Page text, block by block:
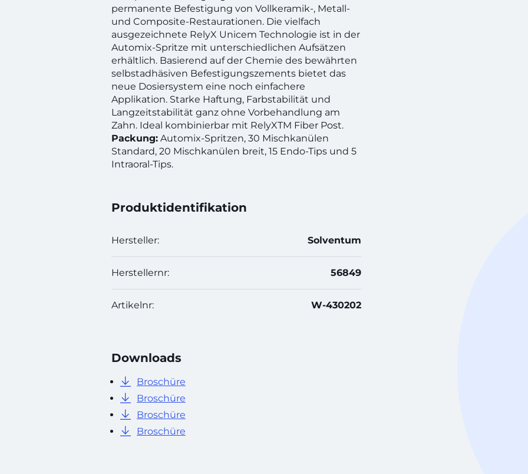
permanente Befestigung von Vollkeramik-, Metall-
und Composite-Restaurationen. Die vielfach
ausgezeichnete RelyX Unicem Technologie ist in der
Automix-Spritze mit unterschiedlichen Aufsätzen
erhältlich. Basierend auf der Chemie des bewährten
selbstadhäsiven Befestigungszements bietet das
neue Dosiersystem eine noch einfachere
Applikation. Starke Haftung, Farbstabilität und
Langzeitstabilität ganz ohne Vorbehandlung am
Zahn. Ideal kombinierbar mit RelyXTM Fiber Post.
Packung: Automix-Spritzen, 30 Mischkanülen
Standard, 20 Mischkanülen breit, 15 Endo-Tips und 5
Intraoral-Tips.
Produktidentifikation
Hersteller: Solventum
Herstellernr: 56849
Artikelnr: W-430202
Downloads
Broschüre
Broschüre
Broschüre
Broschüre